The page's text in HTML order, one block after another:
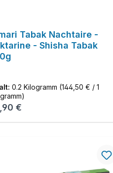
Tabak Nachtaire -
- Shisha Tabak
0.2 Kilogramm (144,50 € / 1
Preis:
€